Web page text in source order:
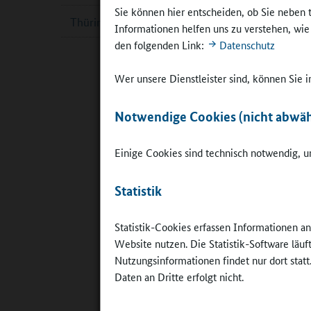
Sie können hier entscheiden, ob Sie
Informationen helfen uns zu verstehen,
den folgenden Link:
Datenschutz
Wer unsere Dienstleister sind, können Sie
Notwendige Cookies (nicht
Einige Cookies sind technisch notwendig,
Statistik
Statistik-Cookies erfassen Informationen
Website nutzen. Die Statistik-Software
Nutzungsinformationen findet nur dort
Daten an Dritte erfolgt nicht.
der
„Klasse!
mich
Ihre
Thüringen